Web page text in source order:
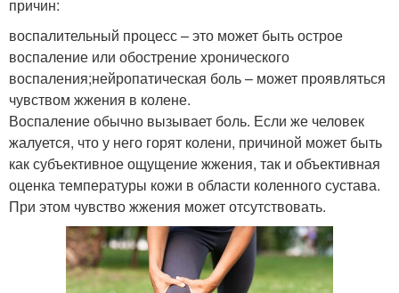
причин:
воспалительный процесс – это может быть острое
воспаление или обострение хронического
воспаления;нейропатическая боль – может проявляться
чувством жжения в колене.
Воспаление обычно вызывает боль. Если же человек
жалуется, что у него горят колени, причиной может быть
как субъективное ощущение жжения, так и объективная
оценка температуры кожи в области коленного сустава.
При этом чувство жжения может отсутствовать.